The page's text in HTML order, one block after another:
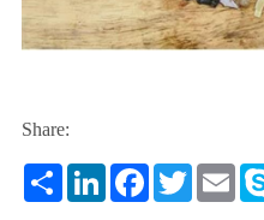
Share:
ShareLinkedInFacebook
Twitter